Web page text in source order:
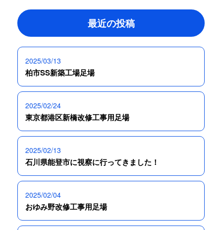
最近の投稿
2025/03/13
柏市SS新築工場足場
2025/02/24
東京都港区新橋改修工事用足場
2025/02/13
石川県能登市に視察に行ってきました！
2025/02/04
おゆみ野改修工事用足場